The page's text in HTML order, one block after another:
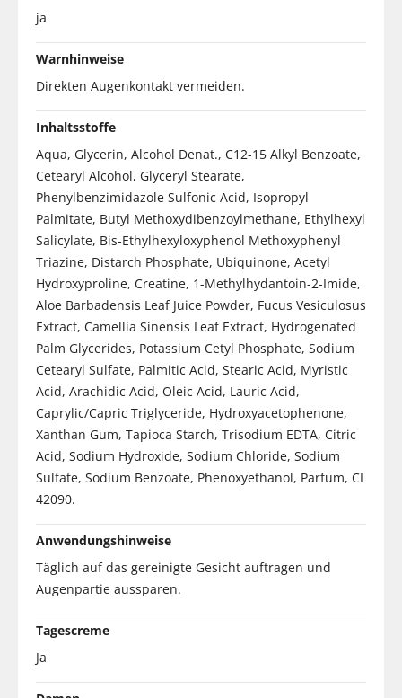
ja
Warnhinweise
Direkten Augenkontakt vermeiden.
Inhaltsstoffe
Aqua, Glycerin, Alcohol Denat., C12-15 Alkyl Benzoate,
Cetearyl Alcohol, Glyceryl Stearate,
Phenylbenzimidazole Sulfonic Acid, Isopropyl
Palmitate, Butyl Methoxydibenzoylmethane, Ethylhexyl
Salicylate, Bis-Ethylhexyloxyphenol Methoxyphenyl
Triazine, Distarch Phosphate, Ubiquinone, Acetyl
Hydroxyproline, Creatine, 1-Methylhydantoin-2-Imide,
Aloe Barbadensis Leaf Juice Powder, Fucus Vesiculosus
Extract, Camellia Sinensis Leaf Extract, Hydrogenated
Palm Glycerides, Potassium Cetyl Phosphate, Sodium
Cetearyl Sulfate, Palmitic Acid, Stearic Acid, Myristic
Acid, Arachidic Acid, Oleic Acid, Lauric Acid,
Caprylic/Capric Triglyceride, Hydroxyacetophenone,
Xanthan Gum, Tapioca Starch, Trisodium EDTA, Citric
Acid, Sodium Hydroxide, Sodium Chloride, Sodium
Sulfate, Sodium Benzoate, Phenoxyethanol, Parfum, CI
42090.
Anwendungshinweise
Täglich auf das gereinigte Gesicht auftragen und
Augenpartie aussparen.
Tagescreme
Ja